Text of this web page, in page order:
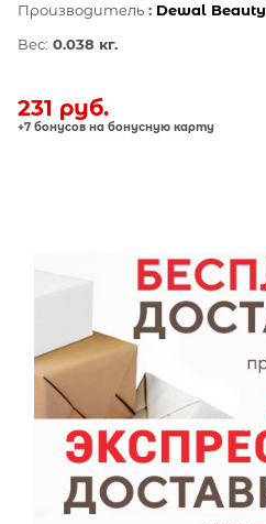
Производитель : Dewal Beauty
Вес: 0.038 кг.
231 руб.
+7 бонусов на бонусную карту